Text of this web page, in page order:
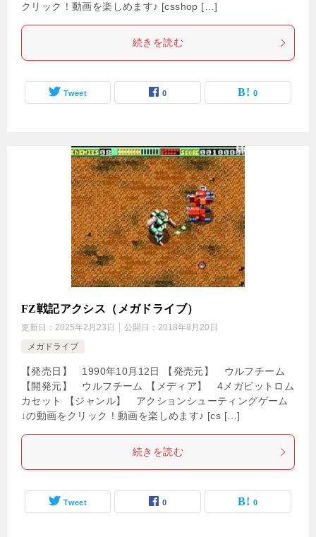
クリック！動画を楽しめます♪ [csshop […]
続きを読む
Tweet 0 0
FZ戦記アクシス（メガドライブ）
更新日： 2025年2月23日 公開日： 2018年8月20日
メガドライブ
【発売日】 1990年10月12日 【発売元】 ウルフチーム
【開発元】 ウルフチーム 【メディア】 4メガビットロム
カセット 【ジャンル】 アクションシューティングゲーム
↓の動画をクリック！動画を楽しめます♪ [cs […]
続きを読む
Tweet 0 0